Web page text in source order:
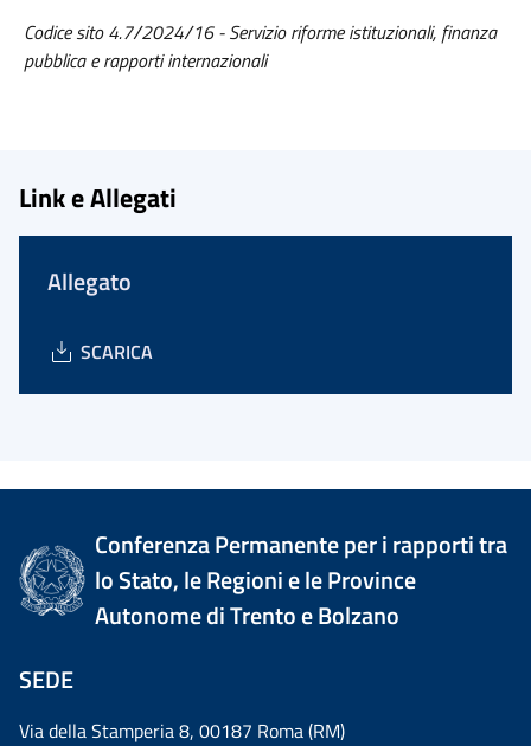
Codice sito 4.7/2024/16 - Servizio riforme istituzionali, finanza
pubblica e rapporti internazionali
Link e Allegati
Allegato
SCARICA
Conferenza Permanente per i rapporti tra
lo Stato, le Regioni e le Province
Autonome di Trento e Bolzano
SEDE
Via della Stamperia 8, 00187 Roma (RM)